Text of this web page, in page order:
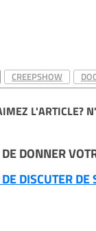
CREEPSHOW
L'ARTICLE?
DONNER
DISCUTER